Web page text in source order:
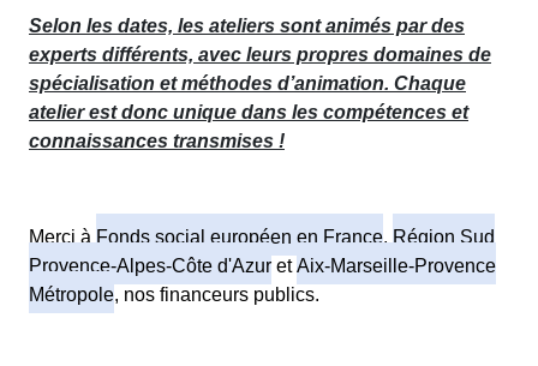
Selon les dates, les ateliers sont animés par des
experts différents, avec leurs propres domaines de
spécialisation et méthodes d’animation. Chaque
atelier est donc unique dans les compétences et
connaissances transmises !
Merci àFonds social européen en France,Région Sud
Provence-Alpes-Côte d'AzuretAix-Marseille-Provence
Métropole, nos financeurs publics.